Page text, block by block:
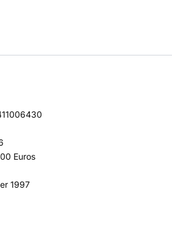
Euros
1997